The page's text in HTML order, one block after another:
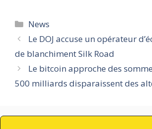
Catégories
News
Le DOJ accuse un opérateur
de blanchiment Silk Road
Le bitcoin approche des
500 milliards disparaissent des